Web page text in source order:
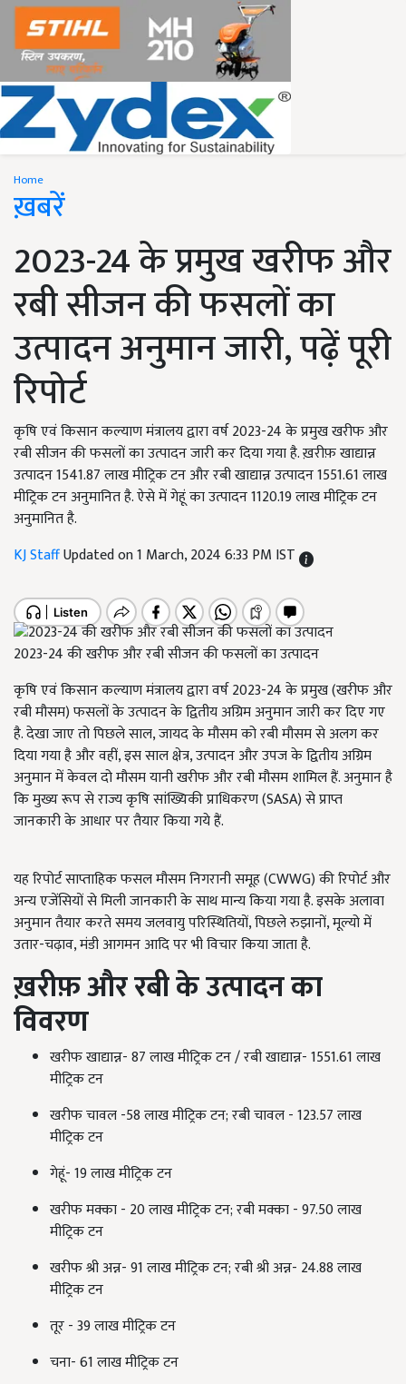
Home
ख़बरें
2023-24 के प्रमुख खरीफ और
रबी सीजन की फसलों का
उत्पादन अनुमान जारी, पढ़ें पूरी
रिपोर्ट
कृषि एवं किसान कल्याण मंत्रालय द्वारा वर्ष 2023-24 के प्रमुख खरीफ और
रबी सीजन की फसलों का उत्पादन जारी कर दिया गया है. ख़रीफ़ खाद्यान्न
उत्पादन 1541.87 लाख मीट्रिक टन और रबी खाद्यान्न उत्पादन 1551.61 लाख
मीट्रिक टन अनुमानित है. ऐसे में गेहूं का उत्पादन 1120.19 लाख मीट्रिक टन
अनुमानित है.
KJ StaffUpdated on 1 March, 2024 6:33 PM IST
2023-24 की खरीफ और रबी सीजन की फसलों का उत्पादन
कृषि एवं किसान कल्याण मंत्रालय द्वारा वर्ष 2023-24 के प्रमुख (खरीफ और
रबी मौसम) फसलों के उत्पादन के द्वितीय अग्रिम अनुमान जारी कर दिए गए
है. देखा जाए तो पिछले साल, जायद के मौसम को रबी मौसम से अलग कर
दिया गया है और वहीं, इस साल क्षेत्र, उत्पादन और उपज के द्वितीय अग्रिम
अनुमान में केवल दो मौसम यानी खरीफ और रबी मौसम शामिल हैं. अनुमान है
कि मुख्य रूप से राज्य कृषि सांख्यिकी प्राधिकरण (SASA) से प्राप्त
जानकारी के आधार पर तैयार किया गये हैं.
यह रिपोर्ट साप्ताहिक फसल मौसम निगरानी समूह (CWWG) की रिपोर्ट और
अन्य एजेंसियों से मिली जानकारी के साथ मान्य किया गया है. इसके अलावा
अनुमान तैयार करते समय जलवायु परिस्थितियों, पिछले रुझानों, मूल्यो में
उतार-चढ़ाव, मंडी आगमन आदि पर भी विचार किया जाता है.
ख़रीफ़ और रबी के उत्पादन का
विवरण
खरीफ खाद्यान्न- 87 लाख मीट्रिक टन / रबी खाद्यान्न- 1551.61 लाख
मीट्रिक टन
खरीफ चावल -58 लाख मीट्रिक टन; रबी चावल - 123.57 लाख
मीट्रिक टन
गेहूं- 19 लाख मीट्रिक टन
खरीफ मक्का - 20 लाख मीट्रिक टन; रबी मक्का - 97.50 लाख
मीट्रिक टन
खरीफ श्री अन्न- 91 लाख मीट्रिक टन; रबी श्री अन्न- 24.88 लाख
मीट्रिक टन
तूर - 39 लाख मीट्रिक टन
चना- 61 लाख मीट्रिक टन